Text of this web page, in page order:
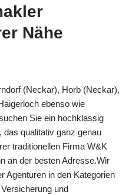
Nähe
(Neckar), Horb (Neckar),
ebenso wie
Sie ein hochklassig
qualitativ ganz genau
traditionellen Firma W&K
an der besten Adresse.Wir
Agenturen in den Kategorien
und